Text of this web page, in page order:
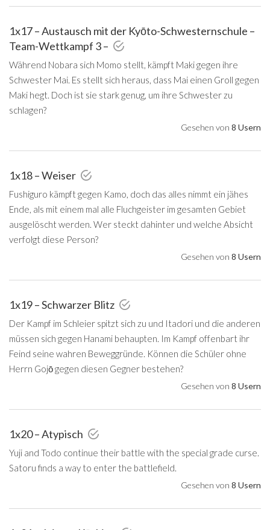
1x17 – Austausch mit der Kyōto-Schwesternschule –
Team-Wettkampf 3 –
Während Nobara sich Momo stellt, kämpft Maki gegen ihre
Schwester Mai. Es stellt sich heraus, dass Mai einen Groll gegen
Maki hegt. Doch ist sie stark genug, um ihre Schwester zu
schlagen?
Gesehen von 8 Usern
1x18 – Weiser
Fushiguro kämpft gegen Kamo, doch das alles nimmt ein jähes
Ende, als mit einem mal alle Fluchgeister im gesamten Gebiet
ausgelöscht werden. Wer steckt dahinter und welche Absicht
verfolgt diese Person?
Gesehen von 8 Usern
1x19 – Schwarzer Blitz
Der Kampf im Schleier spitzt sich zu und Itadori und die anderen
müssen sich gegen Hanami behaupten. Im Kampf offenbart ihr
Feind seine wahren Beweggründe. Können die Schüler ohne
Herrn Gojō gegen diesen Gegner bestehen?
Gesehen von 8 Usern
1x20 – Atypisch
Yuji and Todo continue their battle with the special grade curse.
Satoru finds a way to enter the battlefield.
Gesehen von 8 Usern